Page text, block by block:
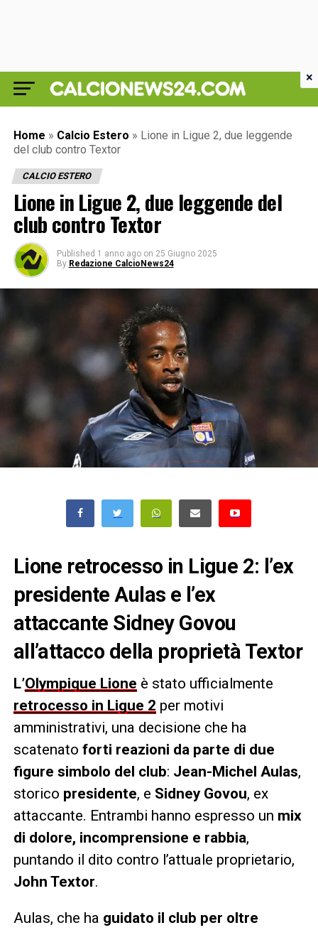
Home » Calcio Estero » Lione in Ligue 2, due leggende
del club contro Textor
CALCIO ESTERO
Lione in Ligue 2, due leggende del
club contro Textor
Published 1 anno ago on 25 Giugno 2025
By Redazione CalcioNews24
Lione retrocesso in Ligue 2: l’ex
presidente Aulas e l’ex
attaccante Sidney Govou
all’attacco della proprietà Textor
L’Olympique Lione è stato ufficialmente
retrocesso in Ligue 2 per motivi
amministrativi, una decisione che ha
scatenato forti reazioni da parte di due
figure simbolo del club: Jean-Michel Aulas,
storico presidente, e Sidney Govou, ex
attaccante. Entrambi hanno espresso un mix
di dolore, incomprensione e rabbia,
puntando il dito contro l’attuale proprietario,
John Textor.
Aulas, che ha guidato il club per oltre
×